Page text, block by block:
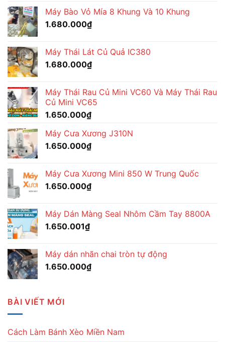
1.680.000₫. là:
Máy Bào Vỏ Mía 8 Khung Và 10 Khung
1.680.000₫
Máy Thái Lát Củ Quả IC380
1.680.000₫
Máy Thái Rau Củ Mini VC60 Và Máy Thái Rau
Củ Mini VC65
1.650.000₫
Máy Cưa Xương J310N
1.650.000₫
Máy Cưa Xương Mini 850 W Trung Quốc
1.650.000₫
Máy Dán Màng Seal Nhôm Cầm Tay 8800A
1.650.001₫
Máy dán nhãn chai tròn tự động
1.650.000₫
BÀI VIẾT MỚI
Cách Làm Bánh Xèo Miền Nam